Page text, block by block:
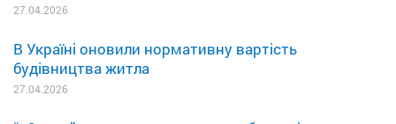
27.04.2026
В Україні оновили нормативну вартість
будівництва житла
27.04.2026